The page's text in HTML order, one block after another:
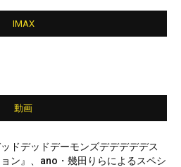
IMAX
動画
ドデッドデーモンズデデデデデス
ョン』、ano・幾田りらによるスペシ